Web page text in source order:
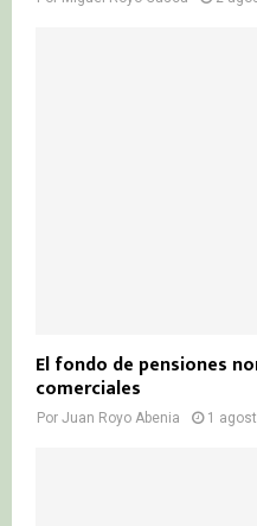
El fondo de pensiones
comerciales
Por Juan Royo Abenia 1